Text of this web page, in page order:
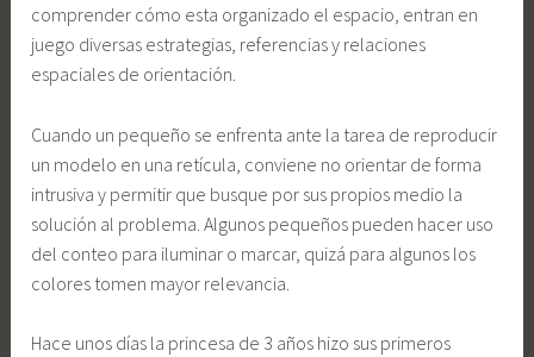
comprender cómo esta organizado el espacio, entran en
juego diversas estrategias, referencias y relaciones
espaciales de orientación.
Cuando un pequeño se enfrenta ante la tarea de reproducir
un modelo en una retícula, conviene no orientar de forma
intrusiva y permitir que busque por sus propios medio la
solución al problema. Algunos pequeños pueden hacer uso
del conteo para iluminar o marcar, quizá para algunos los
colores tomen mayor relevancia.
Hace unos días la princesa de 3 años hizo sus primeros